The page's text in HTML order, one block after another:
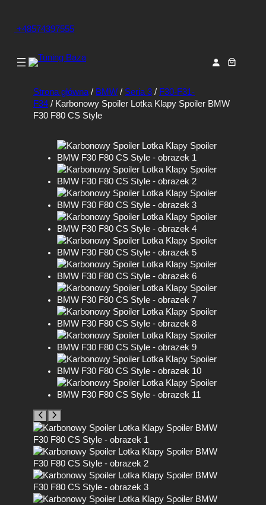
+48574397555
Strona główna / BMW / Seria 3 / F30-F31-
F34 / Karbonowy Spoiler Lotka Klapy Spoiler BMW
F30 F80 CS Style